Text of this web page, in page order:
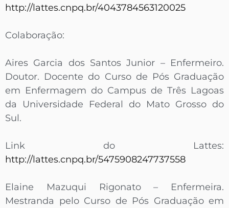
http://lattes.cnpq.br/4043784563120025
Colaboração:
Aires Garcia dos Santos Junior – Enfermeiro.
Doutor. Docente do Curso de Pós Graduação
em Enfermagem do Campus de Três Lagoas
da Universidade Federal do Mato Grosso do
Sul.
Link do Lattes:
http://lattes.cnpq.br/5475908247737558
Elaine Mazuqui Rigonato – Enfermeira.
Mestranda pelo Curso de Pós Graduação em